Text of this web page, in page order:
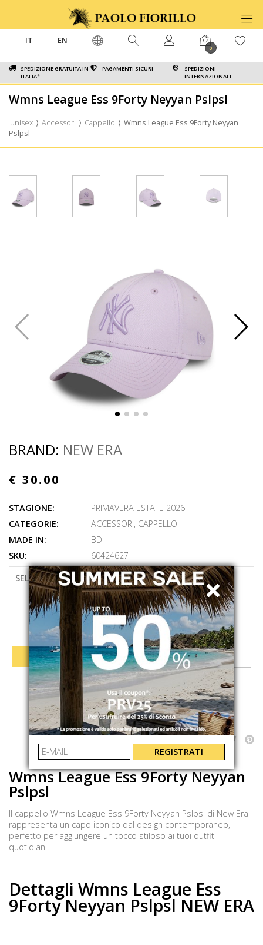
SPEDIZIONE GRATUITA IN
ITALIA*
PAGAMENTI SICURI
SPEDIZIONI
INTERNAZIONALI
IT EN
0
Wmns League Ess 9Forty Neyyan Pslpsl
unisex ⟩ Accessori ⟩ Cappello ⟩ Wmns League Ess 9Forty Neyyan
Pslpsl
BRAND: NEW ERA
€ 30.00
STAGIONE:
PRIMAVERA ESTATE 2026
CATEGORIE:
ACCESSORI, CAPPELLO
MADE IN:
BD
SKU:
60424627
SELEZIONARE LA TAGLIA
UNI
AGGIUNGI AL CARRELLO
Wmns League Ess 9Forty Neyyan
Pslpsl
Il cappello Wmns League Ess 9Forty Neyyan Pslpsl di New Era
rappresenta un capo iconico dal design contemporaneo,
perfetto per aggiungere un tocco stiloso ai tuoi outfit
quotidiani.
Dettagli Wmns League Ess
9Forty Neyyan Pslpsl NEW ERA
REGISTRATI